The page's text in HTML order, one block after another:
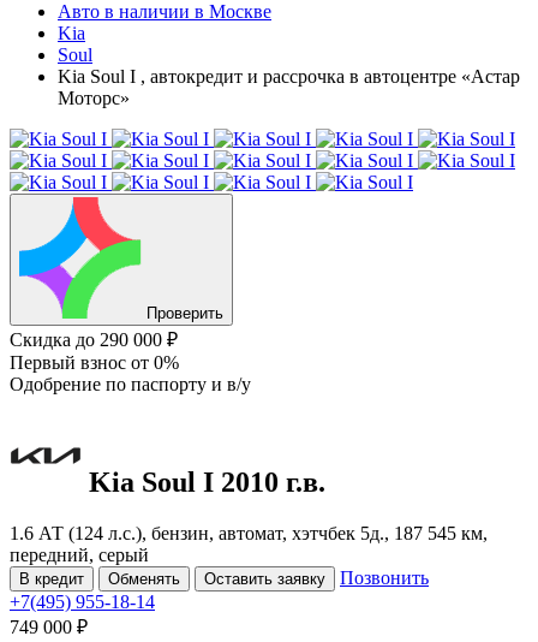
Авто в наличии в Москве
Kia
Soul
Kia Soul I , автокредит и рассрочка в автоцентре «Астар
Моторс»
Проверить
Скидка до 290 000 ₽
Первый взнос от 0%
Одобрение по паспорту и в/у
Kia Soul I 2010 г.в.
1.6 АТ (124 л.с.), бензин, автомат, хэтчбек 5д., 187 545 км,
передний, серый
В кредит Обменять Оставить заявку
Позвонить
+7(495) 955-18-14
749 000 ₽